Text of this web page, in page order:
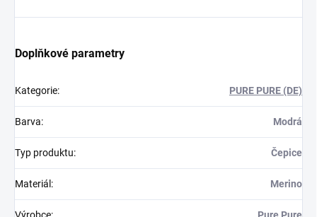
Doplňkové parametry
Kategorie: PURE PURE (DE)
Barva: Modrá
Typ produktu: Čepice
Materiál : Merino